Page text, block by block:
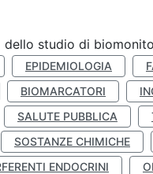
dello studio di
EPIDEMIOLOGIA
BIOMARCATORI
SALUTE PUBBLICA
SOSTANZE CHIMICHE
ENDOCRINI